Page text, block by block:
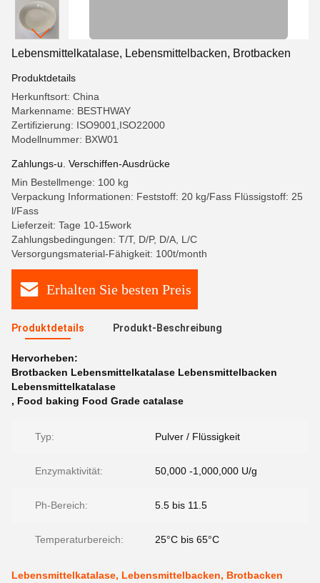
Lebensmittelkatalase, Lebensmittelbacken, Brotbacken
Produktdetails
Herkunftsort: China
Markenname: BESTHWAY
Zertifizierung: ISO9001,ISO22000
Modellnummer: BXW01
Zahlungs-u. Verschiffen-Ausdrücke
Min Bestellmenge: 100 kg
Verpackung Informationen: Feststoff: 20 kg/Fass Flüssigstoff: 25
l/Fass
Lieferzeit: Tage 10-15work
Zahlungsbedingungen: T/T, D/P, D/A, L/C
Versorgungsmaterial-Fähigkeit: 100t/month
Erhalten Sie besten Preis
Produktdetails Produkt-Beschreibung
Hervorheben:
Brotbacken Lebensmittelkatalase Lebensmittelbacken
Lebensmittelkatalase
, Food baking Food Grade catalase
Typ: Pulver / Flüssigkeit
Enzymaktivität: 50,000 -1,000,000 U/g
Ph-Bereich: 5.5 bis 11.5
Temperaturbereich: 25°C bis 65°C
Lebensmittelkatalase, Lebensmittelbacken, Brotbacken